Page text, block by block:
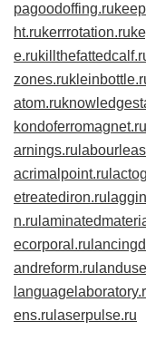
pagoodoffing.ru
ht.rukerrrotation.ru
e.ru
zones.ru
atom.ru
kondoferromagnet.ru
arnings.ru
acrimalpoint.ru
etreatediron.ru
n.ru
ecorporal.ru
andreform.ru
ens.ru laserpulse.ru